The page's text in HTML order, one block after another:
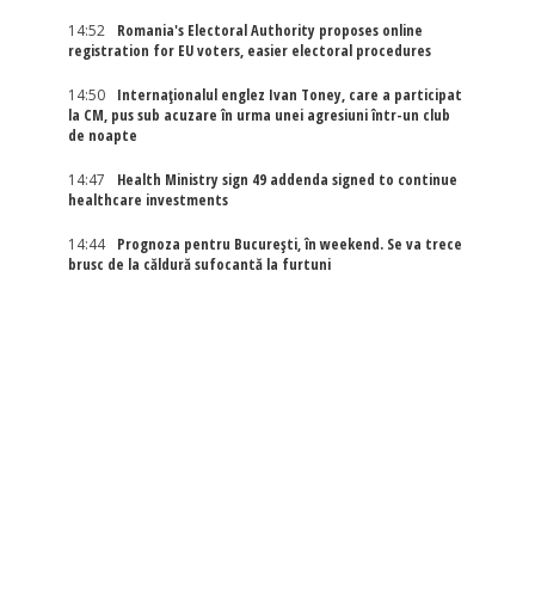
14:52
Romania's Electoral Authority proposes online
registration for EU voters, easier electoral procedures
14:50
Internaţionalul englez Ivan Toney, care a participat
la CM, pus sub acuzare în urma unei agresiuni într-un club
de noapte
14:47
Health Ministry sign 49 addenda signed to continue
healthcare investments
14:44
Prognoza pentru București, în weekend. Se va trece
brusc de la căldură sufocantă la furtuni